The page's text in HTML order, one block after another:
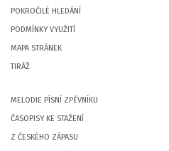
POKROČILÉ HLEDÁNÍ
PODMÍNKY VYUŽITÍ
MAPA STRÁNEK
TIRÁŽ
MELODIE PÍSNÍ ZPĚVNÍKU
ČASOPISY KE STAŽENÍ
Z ČESKÉHO ZÁPASU